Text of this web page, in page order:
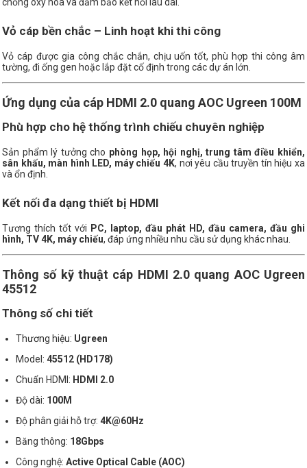
Vỏ cáp bền chắc – Linh hoạt khi thi công
Vỏ cáp được gia công chắc chắn, chịu uốn tốt, phù hợp thi công âm
tường, đi ống gen hoặc lắp đặt cố định trong các dự án lớn.
Ứng dụng của cáp HDMI 2.0 quang AOC Ugreen 100M
Phù hợp cho hệ thống trình chiếu chuyên nghiệp
Sản phẩm lý tưởng cho phòng họp, hội nghị, trung tâm điều khiển,
sân khấu, màn hình LED, máy chiếu 4K, nơi yêu cầu truyền tín hiệu xa
và ổn định.
Kết nối đa dạng thiết bị HDMI
Tương thích tốt với PC, laptop, đầu phát HD, đầu camera, đầu ghi
hình, TV 4K, máy chiếu, đáp ứng nhiều nhu cầu sử dụng khác nhau.
Thông số kỹ thuật cáp HDMI 2.0 quang AOC Ugreen
45512
Thông số chi tiết
Thương hiệu: Ugreen
Model: 45512 (HD178)
Chuẩn HDMI: HDMI 2.0
Độ dài: 100M
Độ phân giải hỗ trợ: 4K@60Hz
Băng thông: 18Gbps
Công nghệ: Active Optical Cable (AOC)